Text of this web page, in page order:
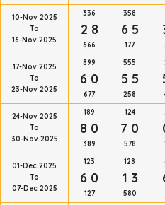
10-Nov 2025
To
16-Nov 2025
336
2 8
666
358
6 5
177
17-Nov 2025
To
23-Nov 2025
899
6 0
677
555
5 5
258
24-Nov 2025
To
30-Nov 2025
189
8 0
389
124
7 0
578
01-Dec 2025
To
07-Dec 2025
123
6 0
127
128
1 3
580